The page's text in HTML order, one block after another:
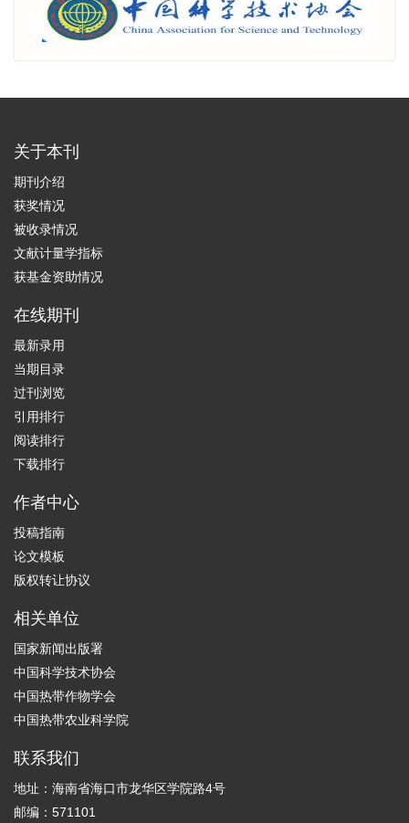
关于本刊
期刊介绍
获奖情况
被收录情况
文献计量学指标
获基金资助情况
在线期刊
最新录用
当期目录
过刊浏览
引用排行
阅读排行
下载排行
作者中心
投稿指南
论文模板
版权转让协议
相关单位
国家新闻出版署
中国科学技术协会
中国热带作物学会
中国热带农业科学院
联系我们
地址：海南省海口市龙华区学院路4号
邮编：571101